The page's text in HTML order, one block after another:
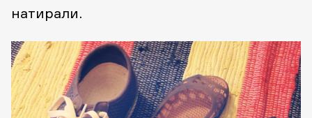
натирали.